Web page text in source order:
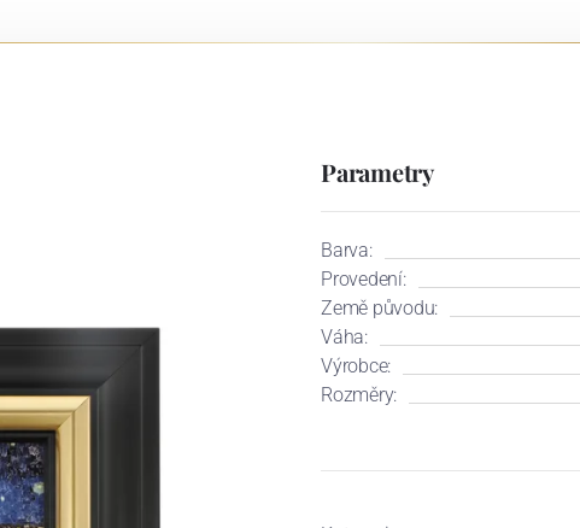
Parametry
Barva:
Provedení:
Země původu:
Váha:
Výrobce:
Rozměry: